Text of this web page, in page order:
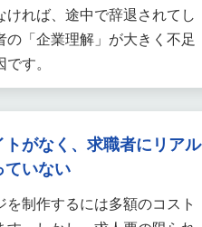
ければ、途中で辞退されてし
の「企業理解」が大きく不足
す。
トがなく、求職者にリアル
ていない
を制作するには多額のコスト